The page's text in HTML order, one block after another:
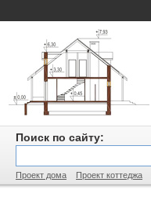
Поиск по сайту:
Проект дома Проект коттеджа